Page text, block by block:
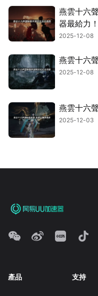
燕雲十六
器最給力！
2025-12-08
燕雲十六
2025-12-08
燕雲十六
2025-12-03
產品 支持